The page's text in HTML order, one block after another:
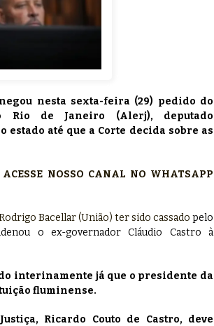
nesta sexta-feira (29) pedido do
Rio de Janeiro (Alerj), deputado
até que a Corte decida sobre as
NOSSO CANAL NO WHATSAPP
Bacellar (União) ter sido cassado pelo
o ex-governador Cláudio Castro à
interinamente já que o presidente da
fluminense.
Ricardo Couto de Castro, deve